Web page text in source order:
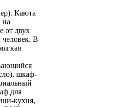
Каюта
на
от двух
человек. В
шкаф-
для
кухня,